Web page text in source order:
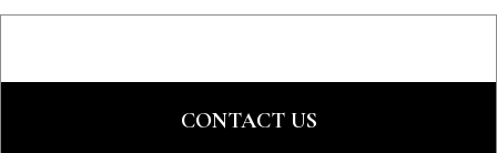
CONTACT US